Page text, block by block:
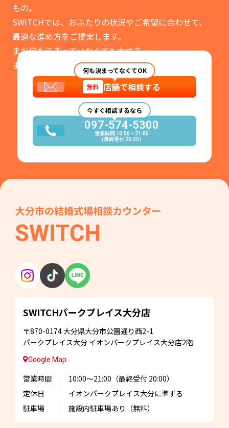
もの。
SWITCHでは、おふたりの状況やご希望に合わせて、
最適な進め方をご提案します。
まだ何も決まっていなくても大丈夫。
まずはお気軽にご相談ください。
何も決まってなくてOK
無料 店舗で相談する
今すぐ相談するなら
097-574-5300
営業時間 10:00～21:00
（最終受付 20:00）
SWITCHパークプレイス大分店
〒870-0174大分県大分市公園通り西2-1
パークプレイス大分 イオンパークプレイス大分店2階
Google Map
営業時間 10:00～21:00 （最終受付 20:00）
定休日
イオンパークプレイス大分に準ずる
駐車場
施設内駐車場あり （無料）